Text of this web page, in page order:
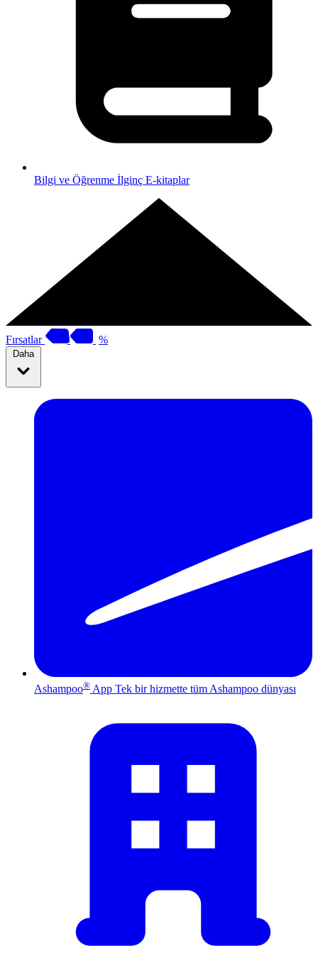
Bilgi ve Öğrenme İlginç E-kitaplar
Fırsatlar %
Daha
Ashampoo® App Tek bir hizmette tüm Ashampoo dünyası